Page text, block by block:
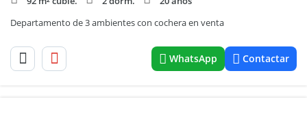
Departamento de 3 ambientes con cochera en venta
WhatsApp Contactar